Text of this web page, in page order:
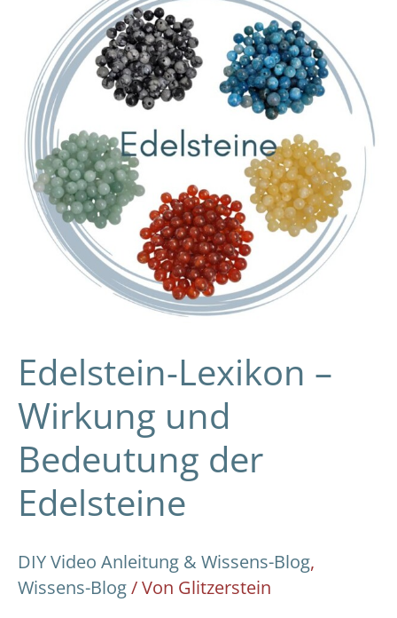
Edelstein-Lexikon –
Wirkung und
Bedeutung der
Edelsteine
DIY Video Anleitung & Wissens-Blog,
Wissens-Blog/ Von Glitzerstein
Wirkung
und
Bedeutung
der
Edelsteine